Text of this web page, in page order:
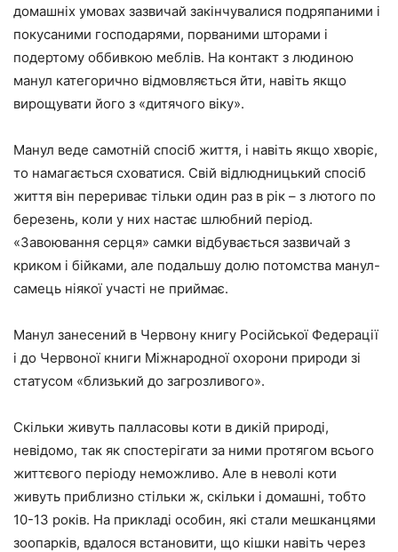
домашніх умовах зазвичай закінчувалися подряпаними і
покусаними господарями, порваними шторами і
подертому оббивкою меблів. На контакт з людиною
манул категорично відмовляється йти, навіть якщо
вирощувати його з «дитячого віку».
Манул веде самотній спосіб життя, і навіть якщо хворіє,
то намагається сховатися. Свій відлюдницький спосіб
життя він перериває тільки один раз в рік – з лютого по
березень, коли у них настає шлюбний період.
«Завоювання серця» самки відбувається зазвичай з
криком і бійками, але подальшу долю потомства манул-
самець ніякої участі не приймає.
Манул занесений в Червону книгу Російської Федерації
і до Червоної книги Міжнародної охорони природи зі
статусом «близький до загрозливого».
Скільки живуть палласовы коти в дикій природі,
невідомо, так як спостерігати за ними протягом всього
життєвого періоду неможливо. Але в неволі коти
живуть приблизно стільки ж, скільки і домашні, тобто
10-13 років. На прикладі особин, які стали мешканцями
зоопарків, вдалося встановити, що кішки навіть через